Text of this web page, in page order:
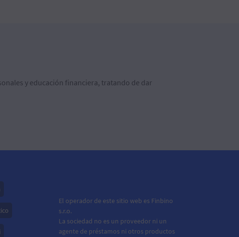
y educación financiera, tratando de dar
El operador de este sitio web es Finbino
s.r.o.
La sociedad no es un proveedor ni un
agente de préstamos ni otros productos